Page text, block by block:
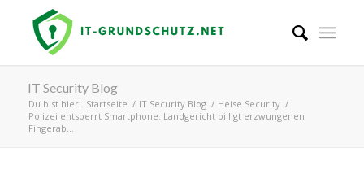
IT Security Blog
Du bist hier: Startseite / IT Security Blog / Heise Security /
Polizei entsperrt Smartphone: Landgericht billigt erzwungenen
Fingerab...